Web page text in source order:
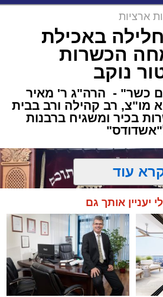
ארציות
באכילת
הכשרות
נוקב
כשר" - הרה"ג ר' מאיר
מו"צ, רב קהילה ורב בבית
בכיר ומשגיח ברבנות
עוד
יעניין אותך גם